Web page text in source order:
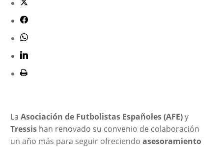
La Asociación de Futbolistas Españoles (AFE)y
Tressishan renovado su convenio de colaboración
un año más para seguir ofreciendo asesoramiento